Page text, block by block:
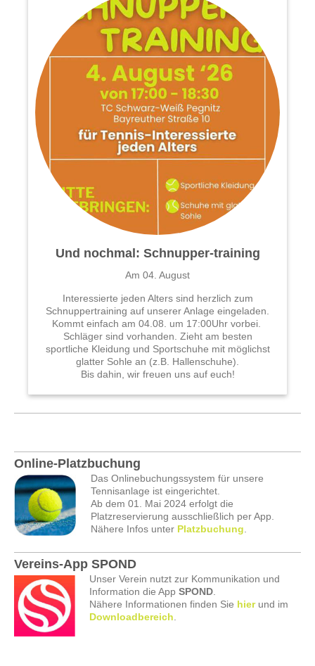
Und nochmal: Schnupper-training
Am 04. August
Interessierte jeden Alters sind herzlich zum
Schnuppertraining auf unserer Anlage eingeladen.
Kommt einfach am 04.08. um 17:00Uhr vorbei.
Schläger sind vorhanden. Zieht am besten
sportliche Kleidung und Sportschuhe mit möglichst
glatter Sohle an (z.B. Hallenschuhe).
Bis dahin, wir freuen uns auf euch!
Online-Platzbuchung
Das Onlinebuchungssystem für unsere
Tennisanlage ist eingerichtet.
Ab dem 01. Mai 2024 erfolgt die
Platzreservierung ausschließlich per App.
Nähere Infos unter Platzbuchung
Vereins-App SPOND
Unser Verein nutzt zur Kommunikation und
Information die App SPOND
Nähere Informationen finden Sie hierund im
Downloadbereich